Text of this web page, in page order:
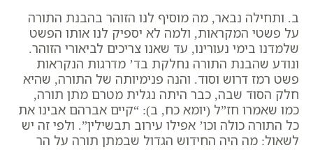
ב. ותחילה נבאר, מה מוסיף לנו הזוהר בהבנת התורה
על פשטי המקראות, ולמה לא יספיק לנו אותו הפשט
שלמדנו בימי נעורינו, עד שאנו צריכים לביאורי הזוהר.
ונודע שהבנת התורה נחלקת בד’ מדרגות הנקראות
פשט רמז דרוש וסוד. והנה פנימיותה של התורה, שהיא
חלק הסוד שבה, כבר היתה נגלית מטרם מתן תורה,
כמו שאמרו חז”ל (יומא כח, ב): “קיים אברהם אבינו את
כל התורה כולה וכו’ אפילו עירוב תבשילין”. ולפי זה יש
לשאול: מה היה החידוש הגדול שבמתן תורה על הר